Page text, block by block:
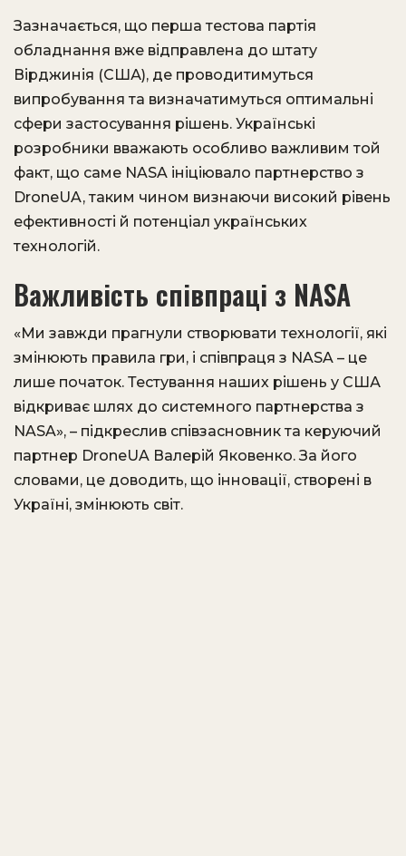
Зазначається, що перша тестова партія
обладнання вже відправлена до штату
Вірджинія (США), де проводитимуться
випробування та визначатимуться оптимальні
сфери застосування рішень. Українські
розробники вважають особливо важливим той
факт, що саме NASA ініціювало партнерство з
DroneUA, таким чином визнаючи високий рівень
ефективності й потенціал українських
технологій.
Важливість співпраці з NASA
«Ми завжди прагнули створювати технології, які
змінюють правила гри, і співпраця з NASA – це
лише початок. Тестування наших рішень у США
відкриває шлях до системного партнерства з
NASA», – підкреслив співзасновник та керуючий
партнер DroneUA Валерій Яковенко. За його
словами, це доводить, що інновації, створені в
Україні, змінюють світ.